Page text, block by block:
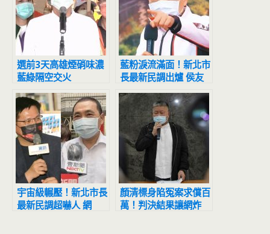
選前3天高雄煙硝味濃
藍綠隔空交火
藍粉淚流滿面！新北市
長最新民調出爐 侯友
宜超震撼
宇宙級輾壓！新北市長
最新民調超嚇人 網
顏清標身陷冤案求償百
萬！判決結果讓網炸